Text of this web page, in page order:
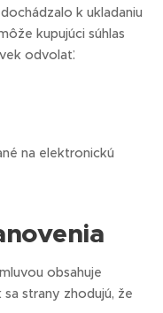
k ukladaniu
kupujúci súhlas
odvolať.
na elektronickú
obsahuje
strany zhodujú, že